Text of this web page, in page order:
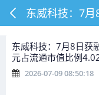
东威科技：7月8日获
元占流通市值比例
2026-07-09 08:50:18